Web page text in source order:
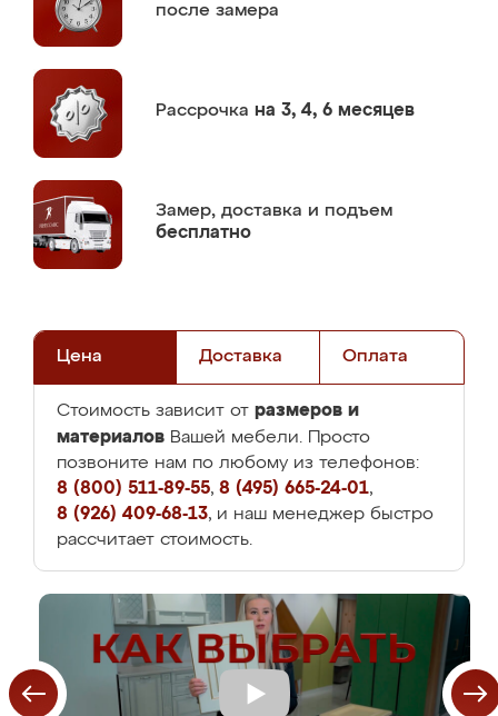
после замера
Рассрочка на 3, 4, 6 месяцев
Замер, доставка и подъем
бесплатно
Цена Доставка Оплата
Стоимость зависит от размеров и
материалов Вашей мебели. Просто
позвоните нам по любому из телефонов:
8 (800) 511-89-55, 8 (495) 665-24-01,
8 (926) 409-68-13, и наш менеджер быстро
рассчитает стоимость.